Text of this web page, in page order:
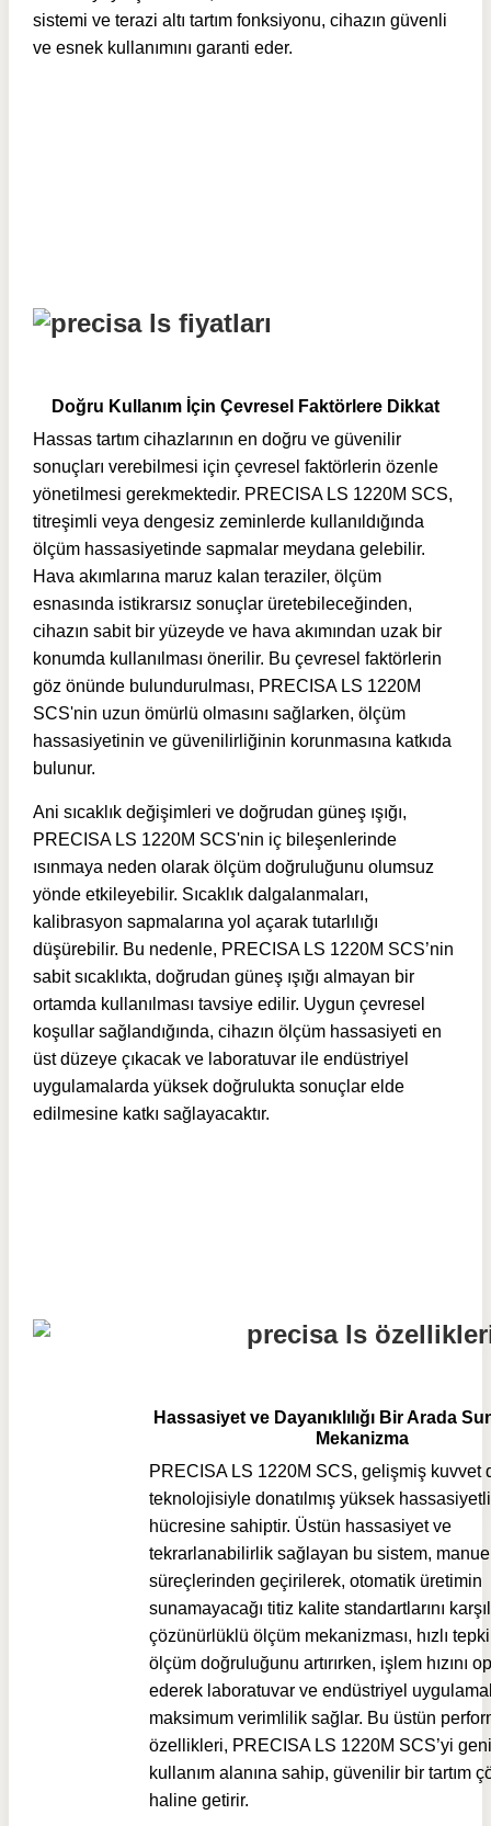
sistemi ve terazi altı tartım fonksiyonu, cihazın güvenli
ve esnek kullanımını garanti eder.
Doğru Kullanım İçin Çevresel Faktörlere Dikkat
Hassas tartım cihazlarının en doğru ve güvenilir
sonuçları verebilmesi için çevresel faktörlerin özenle
yönetilmesi gerekmektedir. PRECISA LS 1220M SCS,
titreşimli veya dengesiz zeminlerde kullanıldığında
ölçüm hassasiyetinde sapmalar meydana gelebilir.
Hava akımlarına maruz kalan teraziler, ölçüm
esnasında istikrarsız sonuçlar üretebileceğinden,
cihazın sabit bir yüzeyde ve hava akımından uzak bir
konumda kullanılması önerilir. Bu çevresel faktörlerin
göz önünde bulundurulması, PRECISA LS 1220M
SCS'nin uzun ömürlü olmasını sağlarken, ölçüm
hassasiyetinin ve güvenilirliğinin korunmasına katkıda
bulunur.
Ani sıcaklık değişimleri ve doğrudan güneş ışığı,
PRECISA LS 1220M SCS'nin iç bileşenlerinde
ısınmaya neden olarak ölçüm doğruluğunu olumsuz
yönde etkileyebilir. Sıcaklık dalgalanmaları,
kalibrasyon sapmalarına yol açarak tutarlılığı
düşürebilir. Bu nedenle, PRECISA LS 1220M SCS’nin
sabit sıcaklıkta, doğrudan güneş ışığı almayan bir
ortamda kullanılması tavsiye edilir. Uygun çevresel
koşullar sağlandığında, cihazın ölçüm hassasiyeti en
üst düzeye çıkacak ve laboratuvar ile endüstriyel
uygulamalarda yüksek doğrulukta sonuçlar elde
edilmesine katkı sağlayacaktır.
Hassasiyet ve Dayanıklılığı Bir Arada
Mekanizma
PRECISA LS 1220M SCS, gelişmiş kuvvet
teknolojisiyle donatılmış yüksek hassasiyetli
hücresine sahiptir. Üstün hassasiyet ve
tekrarlanabilirlik sağlayan bu sistem,
süreçlerinden geçirilerek, otomatik üretimin
sunamayacağı titiz kalite standartlarını
çözünürlüklü ölçüm mekanizması, hızlı
ölçüm doğruluğunu artırırken, işlem hızını
ederek laboratuvar ve endüstriyel
maksimum verimlilik sağlar. Bu üstün
özellikleri, PRECISA LS 1220M SCS’yi
kullanım alanına sahip, güvenilir bir tartım
haline getirir.